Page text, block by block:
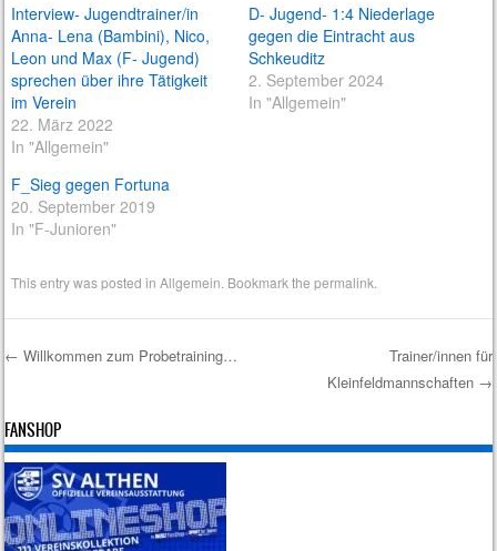
Interview- Jugendtrainer/in
Anna- Lena (Bambini), Nico,
Leon und Max (F- Jugend)
sprechen über ihre Tätigkeit
im Verein
22. März 2022
In "Allgemein"
D- Jugend- 1:4 Niederlage
gegen die Eintracht aus
Schkeuditz
2. September 2024
In "Allgemein"
F_Sieg gegen Fortuna
20. September 2019
In "F-Junioren"
This entry was posted inAllgemein . Bookmark thepermalink
← Willkommen zum Probetraining…
Trainer/innen für
Kleinfeldmannschaften →
FANSHOP